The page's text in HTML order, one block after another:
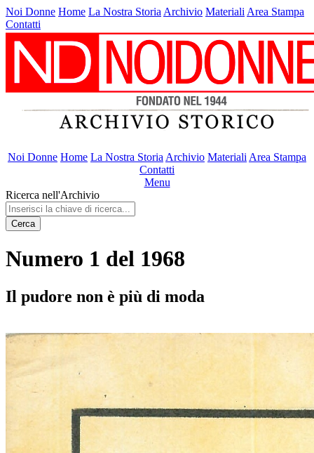
Noi Donne Home La Nostra Storia Archivio Materiali Area Stampa
Contatti
Noi Donne Home La Nostra Storia Archivio Materiali Area Stampa
Contatti
Menu
Ricerca nell'Archivio
Cerca
Numero 1 del 1968
Il pudore non è più di moda